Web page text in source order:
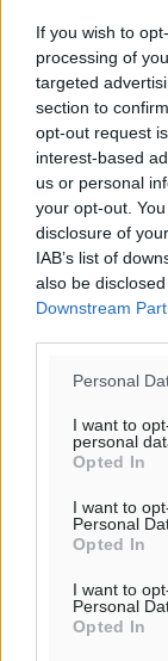
If you wish to
processing of
targeted
section to
opt-out request
interest-based
us or personal
your opt-out.
disclosure of
IAB’s list of
also be
Downstream
Personal
I want to
personal
Opted In
I want to
Personal
Opted In
I want to
Personal
Opted In
Γ.Σ.